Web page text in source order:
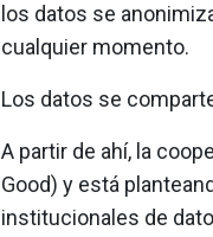
los datos se
cualquier momento.
Los datos se
A partir de ahí, la
Good) y está
institucionales de